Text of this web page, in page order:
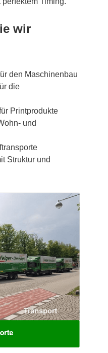
wir
den Maschinenbau
die
Printprodukte
und
Struktur und